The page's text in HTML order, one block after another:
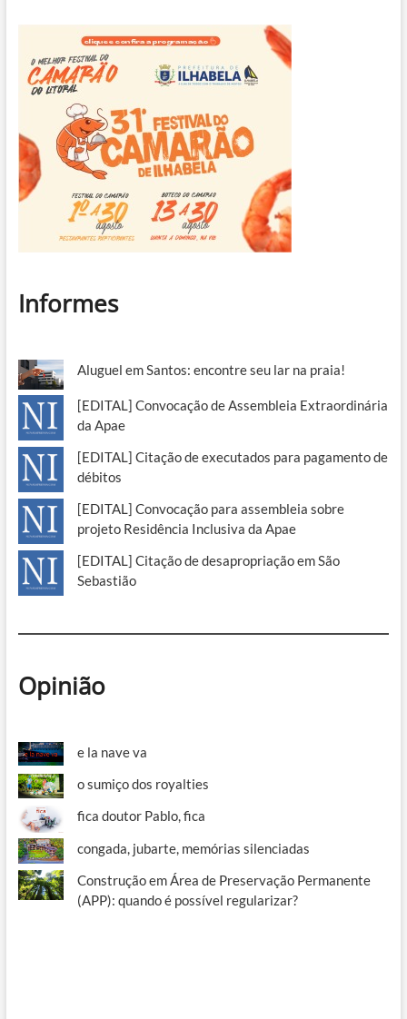
Informes
Aluguel em Santos: encontre seu lar na praia!
[EDITAL] Convocação de Assembleia Extraordinária
da Apae
[EDITAL] Citação de executados para pagamento de
débitos
[EDITAL] Convocação para assembleia sobre
projeto Residência Inclusiva da Apae
[EDITAL] Citação de desapropriação em São
Sebastião
Opinião
e la nave va
o sumiço dos royalties
fica doutor Pablo, fica
congada, jubarte, memórias silenciadas
Construção em Área de Preservação Permanente
(APP): quando é possível regularizar?